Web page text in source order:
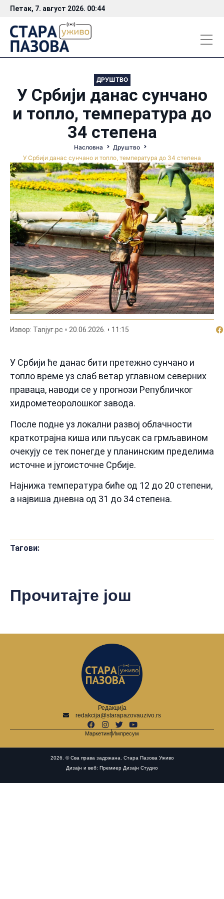
Петак, 7. август 2026. 00:44
ДРУШТВО
У Србији данас сунчано
и топло, температура до
34 степена
Насловна
Друштво
У Србији данас сунчано и топло, температура до 34 степена
Извор: Таnjyг.рс 20.06.2026. 11:15
У Србији ће данас бити претежно сунчано и
топло време уз слаб ветар углавном северних
праваца, наводи се у прогнози Републичког
хидрометеоролошког завода.
После подне уз локални развој облачности
краткотрајна киша или пљусак са грмљавином
очекују се тек понегде у планинским пределима
источне и југоисточне Србије.
Најнижа температура биће од 12 до 20 степени,
а највиша дневна од 31 до 34 степена.
Тагови:
Прочитајте још
Редакција
redakcija@starapazovauzivo.rs
МаркетингИмпресум
2026. © Сва права задржана. Стара Пазова Уживо
Дизајн и веб: Премиер Дизајн Студио